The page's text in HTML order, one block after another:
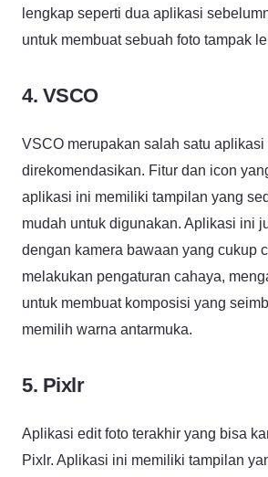
lengkap seperti dua aplikasi
untuk membuat sebuah foto tampak
4. VSCO
VSCO merupakan salah satu aplikasi
direkomendasikan. Fitur dan icon
aplikasi ini memiliki tampilan yang
mudah untuk digunakan. Aplikasi ini
dengan kamera bawaan yang cukup
melakukan pengaturan cahaya,
untuk membuat komposisi yang
memilih warna antarmuka.
5. Pixlr
Aplikasi edit foto terakhir yang bisa
Pixlr. Aplikasi ini memiliki tampilan